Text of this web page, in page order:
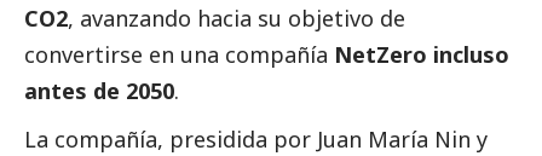
CO2, avanzando hacia su objetivo de
convertirse en una compañía NetZero incluso
antes de 2050.
La compañía, presidida por Juan María Nin y